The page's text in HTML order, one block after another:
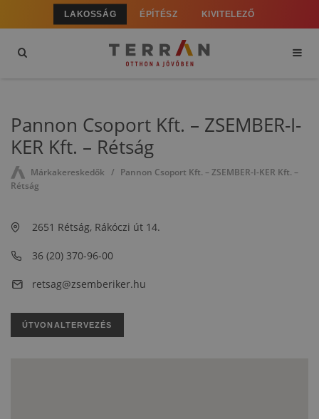
LAKOSSÁG ÉPÍTÉSZ KIVITELEZŐ
Pannon Csoport Kft. – ZSEMBER-I-
KER Kft. – Rétság
Márkakereskedők
Pannon Csoport Kft. – ZSEMBER-I-KER Kft. –
Rétság
2651 Rétság, Rákóczi út 14.
36 (20) 370-96-00
retsag@zsemberiker.hu
ÚTVONALTERVEZÉS